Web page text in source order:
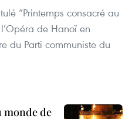
“Printemps consacré au
de Hanoï en
du Parti communiste du
monde de